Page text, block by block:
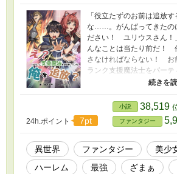
「役立たずのお前は追放
な……。がんばってきたの
ださい！ ユリウスさん
んなことは当たり前だ！
さなければならない！ お
ランク支援魔法士をパー
はないのだ！」 Ｂランク
追放されてしまった、Ｄ
イ。 途方に暮れる彼だっ
れる。 「ちょっとそこのお
ンバーをお探しなのです？
だよ。君は？」 「わたし
す。Ｃランクのレンジャ
ャに誘われ、ロイは”白き雷
士のニナにも紹介され、初
24h.ポイント 7pt
小説 38,519
ファンタジー
異世界 ファンタジー 美少
ハーレム
最強 ざまぁ